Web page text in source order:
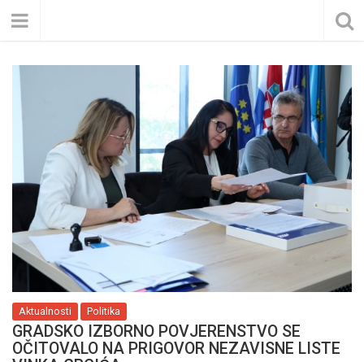
Aktualnosti Politika
GRADSKO IZBORNO POVJERENSTVO SE
OČITOVALO NA PRIGOVOR NEZAVISNE LISTE